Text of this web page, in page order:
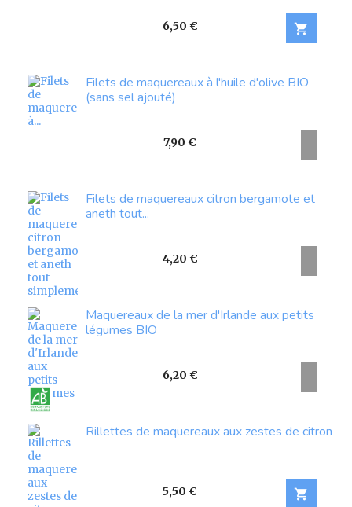
Prix
6,50 € 
Filets de maquereaux à l'huile d'olive BIO
(sans sel ajouté)
Prix
7,90 €
Filets de maquereaux citron bergamote et
aneth tout...
Prix
4,20 €
Maquereaux de la mer d'Irlande aux petits
légumes BIO
Prix
6,20 €
Rillettes de maquereaux aux zestes de citron
Prix
5,50 € 